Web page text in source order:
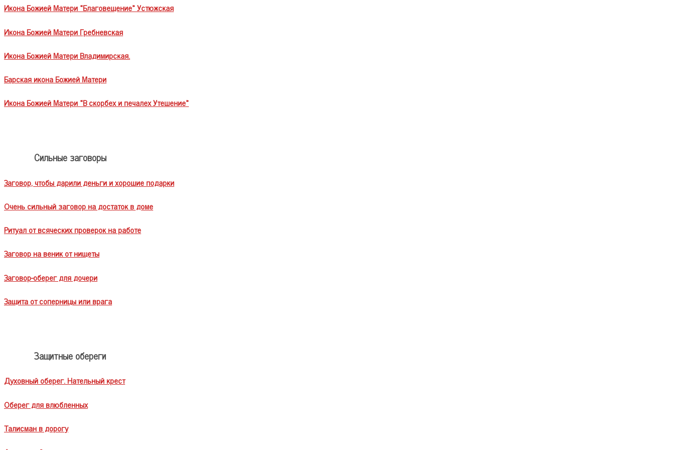
Икона Божией Матери «Благовещение» Устюжская
Икона Божией Матери Гребневская
Икона Божией Матери Владимирская.
Барская икона Божией Матери
Икона Божией Матери «В скорбех и печалех Утешение»
Сильные заговоры
Заговор, чтобы дарили деньги и хорошие подарки
Очень сильный заговор на достаток в доме
Ритуал от всяческих проверок на работе
Заговор на веник от нищеты
Заговор-оберег для дочери
Защита от соперницы или врага
Защитные обереги
Духовный оберег. Нательный крест
Оберег для влюбленных
Талисман в дорогу